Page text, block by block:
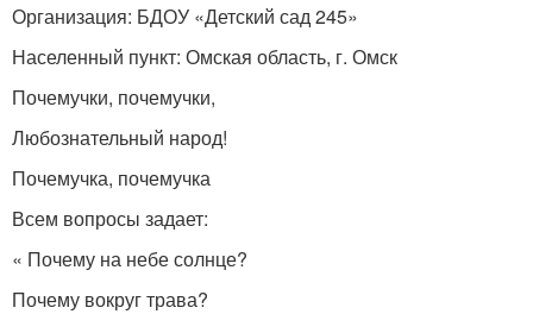
Организация: БДОУ «Детский сад 245»
Населенный пункт: Омская область, г. Омск
Почемучки, почемучки,
Любознательный народ!
Почемучка, почемучка
Всем вопросы задает:
« Почему на небе солнце?
Почему вокруг трава?